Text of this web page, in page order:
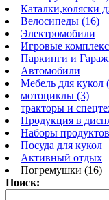
Каталки,коляски
Велосипеды (16)
Электромобили
Игровые
Паркинги и
Автомобили
Мебель для кукол
мотоциклы (3)
тракторы и
Продукция в
Наборы
Посуда для кукол
Активный отдых
Погремушки (16)
Поиск: